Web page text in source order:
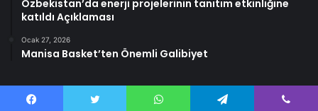
Özbekistan’da enerji projelerinin tanıtım etkinliğine
katıldı Açıklaması
Ocak 27, 2026
Manisa Basket’ten Önemli Galibiyet